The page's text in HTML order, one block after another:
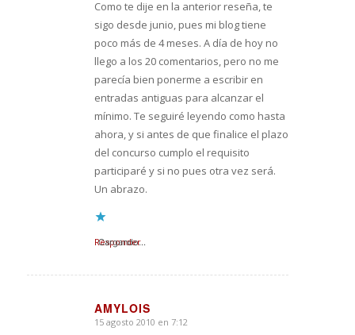
Como te dije en la anterior reseña, te
sigo desde junio, pues mi blog tiene
poco más de 4 meses. A día de hoy no
llego a los 20 comentarios, pero no me
parecía bien ponerme a escribir en
entradas antiguas para alcanzar el
mínimo. Te seguiré leyendo como hasta
ahora, y si antes de que finalice el plazo
del concurso cumplo el requisito
participaré y si no pues otra vez será.
Un abrazo.
Cargando...
Responder
AMYLOIS
Dice:
15 agosto 2010 en 7:12